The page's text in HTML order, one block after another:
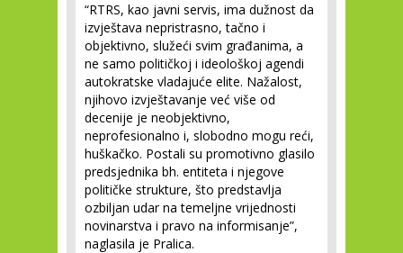
“RTRS, kao javni servis, ima dužnost da
izvještava nepristrasno, tačno i
objektivno, služeći svim građanima, a
ne samo političkoj i ideološkoj agendi
autokratske vladajuće elite. Nažalost,
njihovo izvještavanje već više od
decenije je neobjektivno,
neprofesionalno i, slobodno mogu reći,
huškačko. Postali su promotivno glasilo
predsjednika bh. entiteta i njegove
političke strukture, što predstavlja
ozbiljan udar na temeljne vrijednosti
novinarstva i pravo na informisanje”,
naglasila je Pralica.